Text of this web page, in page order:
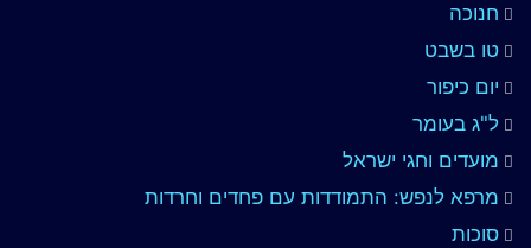
חנוכה
טו בשבט
יום כיפור
ל"ג בעומר
מועדים וחגי ישראל
מרפא לנפש: התמודדות עם פחדים וחרדות
סוכות